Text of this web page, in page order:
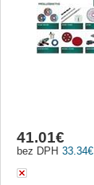
33.34€
bez DPH
41.01€